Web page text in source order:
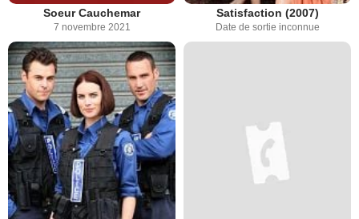
Soeur Cauchemar
7 novembre 2021
Satisfaction (2007)
Date de sortie inconnue